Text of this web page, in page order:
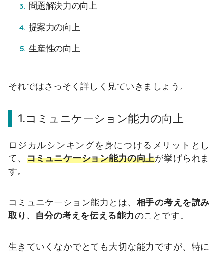
問題解決力の向上
提案力の向上
生産性の向上
それではさっそく詳しく見ていきましょう。
1.コミュニケーション能力の向上
ロジカルシンキングを身につけるメリットとし
て、 コミュニケーション能力の向上が挙げられま
す。
コミュニケーション能力とは、 相手の考えを読み
取り、自分の考えを伝える能力のことです。
生きていくなかでとても大切な能力ですが、特に